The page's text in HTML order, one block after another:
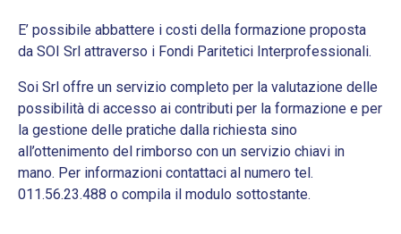
E’ possibile abbattere i costi della formazione proposta
da SOI Srl attraverso i Fondi Paritetici Interprofessionali.
Soi Srl offre un servizio completo per la valutazione delle
possibilità di accesso ai contributi per la formazione e per
la gestione delle pratiche dalla richiesta sino
all’ottenimento del rimborso con un servizio chiavi in
mano. Per informazioni contattaci al numero tel.
011.56.23.488 o compila il modulo sottostante.